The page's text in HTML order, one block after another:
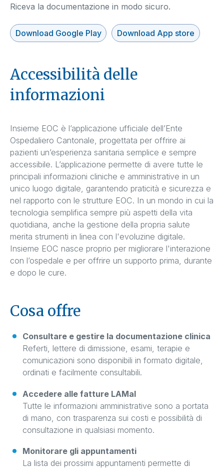
Riceva la documentazione in modo sicuro.
Download Google Play Download App store
Accessibilità delle
informazioni
Insieme EOC è l’applicazione ufficiale dell’Ente
Ospedaliero Cantonale, progettata per offrire ai
pazienti un’esperienza sanitaria semplice e sempre
accessibile. L’applicazione permette di avere tutte le
principali informazioni cliniche e amministrative in un
unico luogo digitale, garantendo praticità e sicurezza e
nel rapporto con le strutture EOC. In un mondo in cui la
tecnologia semplifica sempre più aspetti della vita
quotidiana, anche la gestione della propria salute
merita strumenti in linea con l'evoluzine digitale.
Insieme EOC nasce proprio per migliorare l'interazione
con l’ospedale e per offrire un supporto prima, durante
e dopo le cure.
Cosa offre
Consultare e gestire la documentazione clinica
Referti, lettere di dimissione, esami, terapie e
comunicazioni sono disponibili in formato digitale,
ordinati e facilmente consultabili.
Accedere alle fatture LAMal
Tutte le informazioni amministrative sono a portata
di mano, con trasparenza sui costi e possibilità di
consultazione in qualsiasi momento.
Monitorare gli appuntamenti
La lista dei prossimi appuntamenti permette di